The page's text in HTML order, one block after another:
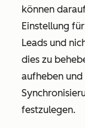
können
Einstellung
Leads und
dies zu
aufheben
festzulegen.